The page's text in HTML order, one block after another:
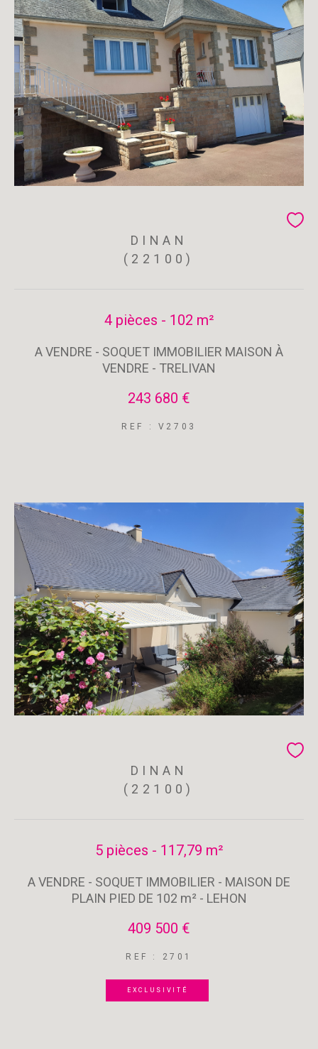
DINAN
(22100)
4 pièces - 102 m²
A VENDRE - SOQUET IMMOBILIER MAISON À
VENDRE - TRELIVAN
243 680 €
REF : V2703
DINAN
(22100)
5 pièces - 117,79 m²
A VENDRE - SOQUET IMMOBILIER - MAISON DE
PLAIN PIED DE 102 m² - LEHON
409 500 €
REF : 2701
EXCLUSIVITÉ